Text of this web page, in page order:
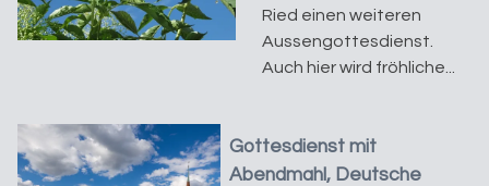
Ried einen weiteren
Aussengottesdienst.
Auch hier wird fröhliche...
Gottesdienst mit
Abendmahl, Deutsche